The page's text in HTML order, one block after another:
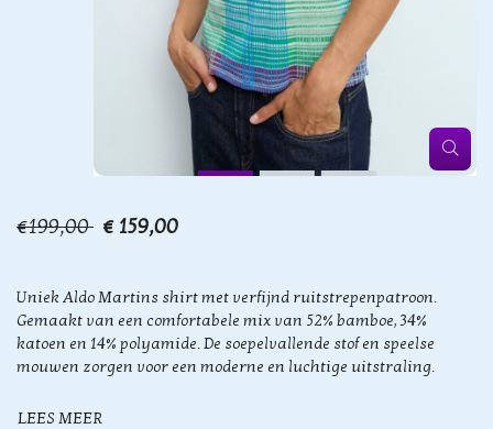
€199,00 € 159,00
Uniek Aldo Martins shirt met verfijnd ruitstrepenpatroon.
Gemaakt van een comfortabele mix van 52% bamboe, 34%
katoen en 14% polyamide. De soepelvallende stof en speelse
mouwen zorgen voor een moderne en luchtige uitstraling.
LEES MEER